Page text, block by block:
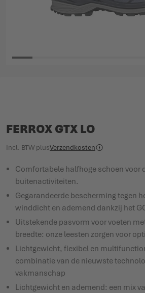
FERROX GTX LO
Incl. BTW plusVerzendkosten
Comfortabele halfhoge schoen voor
buitenactiviteiten.
Gegarandeerde bescherming tegen
winddicht en ademend dankzij het
Uitstekende pasvorm voor voeten
breedte: onze leesten zorgen voor
Lichtgewicht, flexibel en
combinatie van de nieuwste
vakmanschap
Lichtgewicht en ademend: een mix